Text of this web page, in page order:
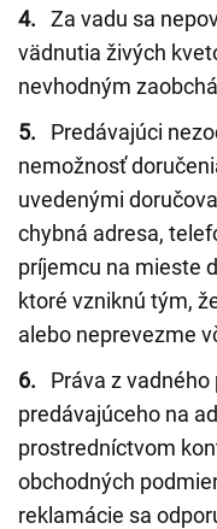
4. Za vadu sa
vädnutia živých
nevhodným
5. Predávajúci
nemožnosť
uvedenými
chybná adresa,
príjemcu na mieste
ktoré vzniknú tým,
alebo neprevezme
6. Práva z
predávajúceho na
prostredníctvom
obchodných
reklamácie sa